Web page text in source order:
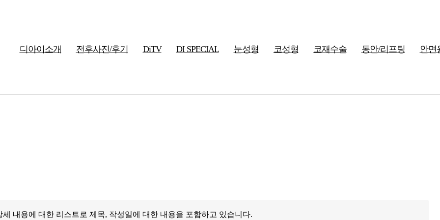
디아이소개 전후사진/후기 DiTV DI SPECIAL 눈성형 코성형 코재수술 동안/리프팅 안면
세 내용에 대한 리스트로 제목, 작성일에 대한 내용을 포함하고 있습니다.